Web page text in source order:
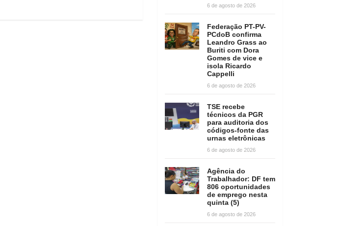
6 de agosto de 2026
Federação PT-PV-
PCdoB confirma
Leandro Grass ao
Buriti com Dora
Gomes de vice e
isola Ricardo
Cappelli
6 de agosto de 2026
TSE recebe
técnicos da PGR
para auditoria dos
códigos-fonte das
urnas eletrônicas
6 de agosto de 2026
Agência do
Trabalhador: DF tem
806 oportunidades
de emprego nesta
quinta (5)
6 de agosto de 2026